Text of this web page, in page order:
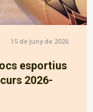
15 de juny de 2026
esportius
2026-